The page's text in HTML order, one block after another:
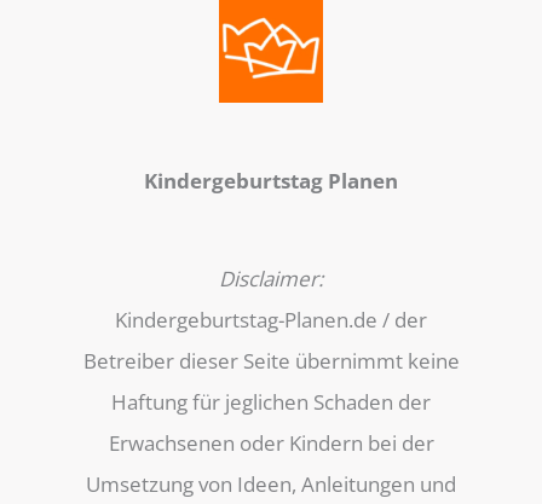
Kindergeburtstag Planen
Disclaimer:
Kindergeburtstag-Planen.de / der
Betreiber dieser Seite übernimmt keine
Haftung für jeglichen Schaden der
Erwachsenen oder Kindern bei der
Umsetzung von Ideen, Anleitungen und